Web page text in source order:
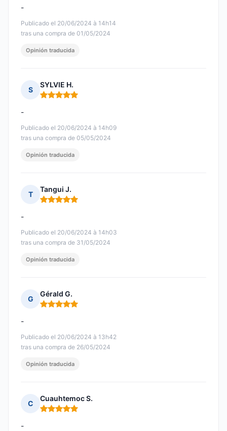
Publicado el 20/06/2024 à 14h14
tras una compra de 01/05/2024
-
Opinión traducida
S
SYLVIE H.
Nota: 5 de 5
Publicado el 20/06/2024 à 14h09
tras una compra de 05/05/2024
-
Opinión traducida
T
Tangui J.
Nota: 5 de 5
Publicado el 20/06/2024 à 14h03
tras una compra de 31/05/2024
-
Opinión traducida
G
Gérald G.
Nota: 5 de 5
Publicado el 20/06/2024 à 13h42
tras una compra de 26/05/2024
-
Opinión traducida
C
Cuauhtemoc S.
Nota: 5 de 5
-